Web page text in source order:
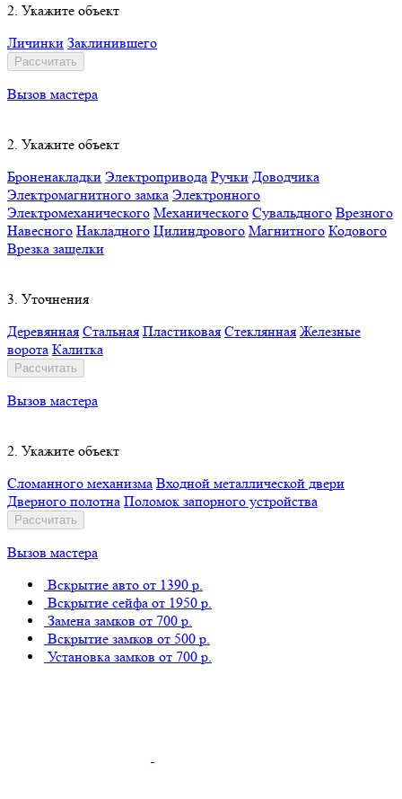
2. Укажите объект
Личинки Заклинившего
Рассчитать
Вызов мастера
2. Укажите объект
Броненакладки Электропривода Ручки Доводчика
Электромагнитного замка Электронного
Электромеханического Механического Сувальдного Врезного
Навесного Накладного Цилиндрового Магнитного Кодового
Врезка защелки
3. Уточнения
Деревянная Стальная Пластиковая Стеклянная Железные
ворота Калитка
Рассчитать
Вызов мастера
2. Укажите объект
Сломанного механизма Входной металлической двери
Дверного полотна Поломок запорного устройства
Рассчитать
Вызов мастера
Вскрытие авто от 1390 р.
Вскрытие сейфа от 1950 р.
Замена замков от 700 р.
Вскрытие замков от 500 р.
Установка замков от 700 р.